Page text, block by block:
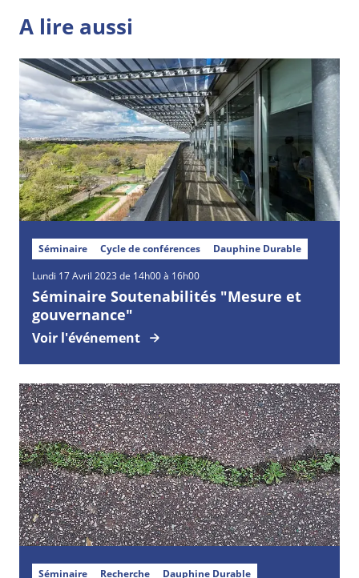
A lire aussi
Séminaire Cycle de conférences Dauphine Durable
Lundi 17Avril 2023 de 14h00 à 16h00
Séminaire Soutenabilités "Mesure et
gouvernance"
Voir l'événement
Séminaire Recherche Dauphine Durable